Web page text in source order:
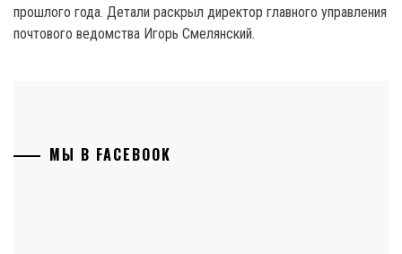
прошлого года. Детали раскрыл директор главного управления
почтового ведомства Игорь Смелянский.
МЫ В FACEBOOK